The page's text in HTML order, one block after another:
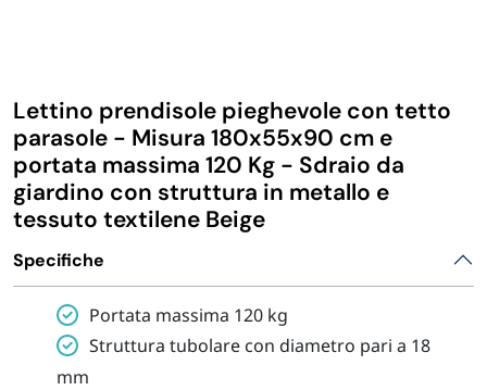
CASA E PERSONA
FERRAMENTA E LINEA AUTO
PERSONA E MEDICALI
AVVOLGENTI E CONTENITORI ALIMENTARI
Lettino prendisole pieghevole con tetto
parasole - Misura 180x55x90 cm e
portata massima 120 Kg - Sdraio da
giardino con struttura in metallo e
tessuto textilene Beige
Specifiche
Portata massima 120 kg
Struttura tubolare con diametro pari a 18
mm